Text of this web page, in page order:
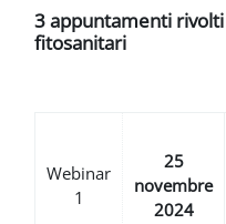
3 appuntamenti
fitosanitari
Webinar
1
25
novembre
2024